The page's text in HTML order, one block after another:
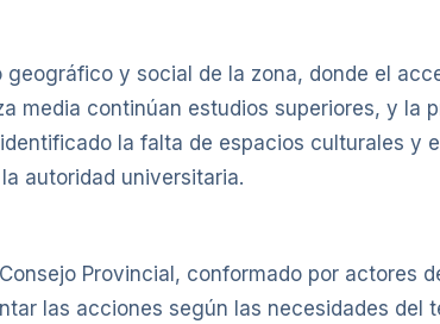
y social de la zona, donde el
media continúan estudios superiores, y la
la falta de espacios culturales y
autoridad universitaria.
Provincial, conformado por actores
las acciones según las necesidades del